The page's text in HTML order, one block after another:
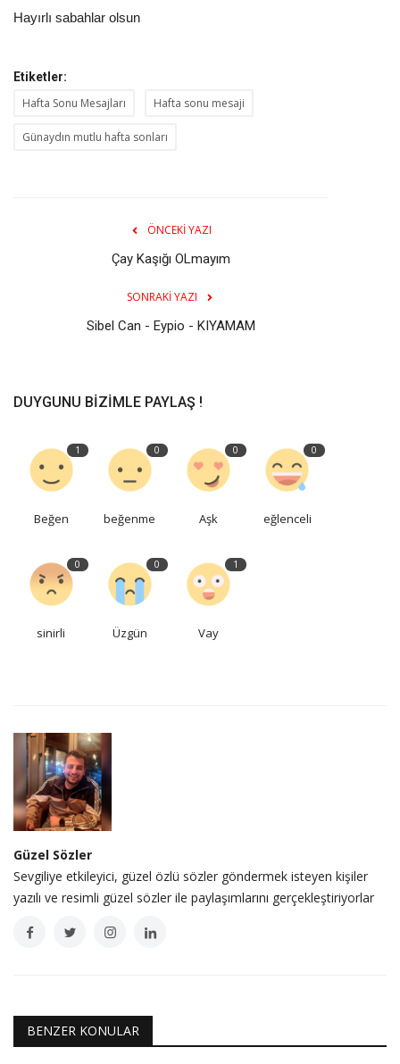
Hayırlı sabahlar olsun
Etiketler:
Hafta Sonu Mesajları Hafta sonu mesaji
Günaydın mutlu hafta sonları
ÖNCEKI YAZI
Çay Kaşığı OLmayım
SONRAKI YAZI
Sibel Can - Eypio - KIYAMAM
DUYGUNU BIZIMLE PAYLAŞ !
1
Beğen
0
beğenme
0
Aşk
0
eğlenceli
0
sinirli
0
Üzgün
1
Vay
Güzel Sözler
Sevgiliye etkileyici, güzel özlü sözler göndermek isteyen kişiler
yazılı ve resimli güzel sözler ile paylaşımlarını gerçekleştiriyorlar
BENZER KONULAR